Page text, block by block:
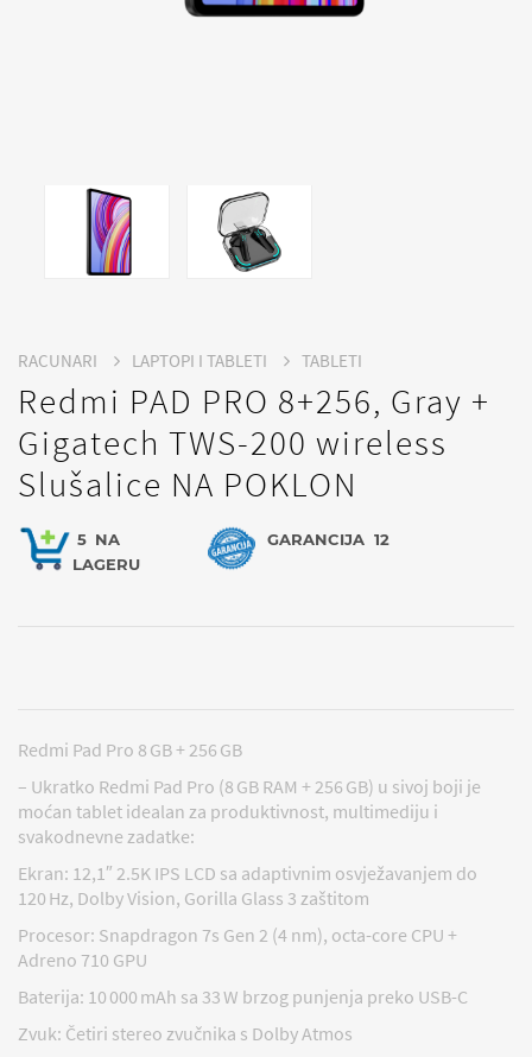
RACUNARI LAPTOPI I TABLETI TABLETI
Redmi PAD PRO 8+256, Gray +
Gigatech TWS-200 wireless
Slušalice NA POKLON
5 NA
LAGERU
GARANCIJA 12
Redmi Pad Pro 8 GB + 256 GB
– Ukratko Redmi Pad Pro (8 GB RAM + 256 GB) u sivoj boji je
moćan tablet idealan za produktivnost, multimediju i
svakodnevne zadatke:
Ekran: 12,1″ 2.5K IPS LCD sa adaptivnim osvježavanjem do
120 Hz, Dolby Vision, Gorilla Glass 3 zaštitom
Procesor: Snapdragon 7s Gen 2 (4 nm), octa-core CPU +
Adreno 710 GPU
Baterija: 10 000 mAh sa 33 W brzog punjenja preko USB-C
Zvuk: Četiri stereo zvučnika s Dolby Atmos